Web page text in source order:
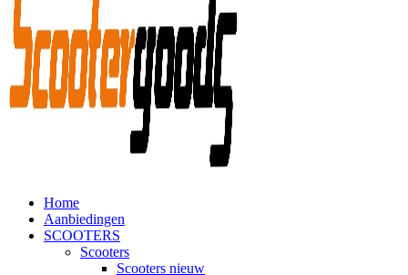
Home
Aanbiedingen
SCOOTERS
Scooters
Scooters nieuw